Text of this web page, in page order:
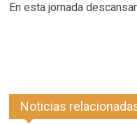
En esta jornada
Noticias